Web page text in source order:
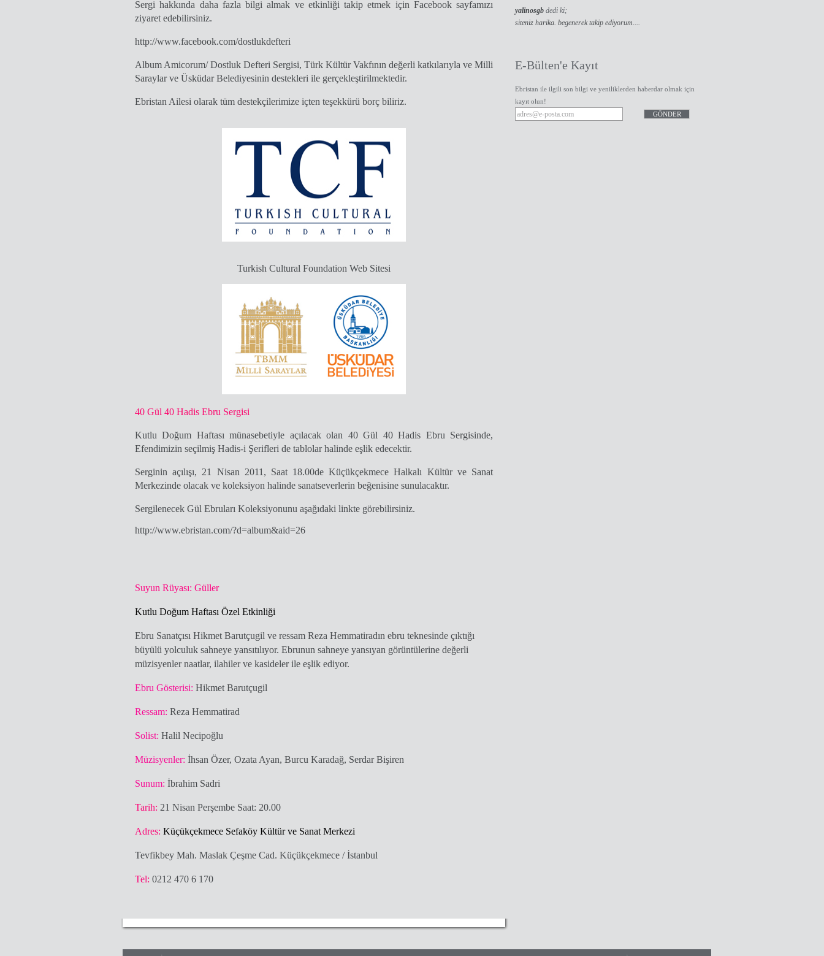
Sergi hakkında daha fazla bilgi almak ve etkinliği takip etmek için Facebook sayfamızı
ziyaret edebilirsiniz.
http://www.facebook.com/dostlukdefteri
Album Amicorum/ Dostluk Defteri Sergisi, Türk Kültür Vakfının değerli katkılarıyla ve Milli
Saraylar ve Üsküdar Belediyesinin destekleri ile gerçekleştirilmektedir.
Ebristan Ailesi olarak tüm destekçilerimize içten teşekkürü borç biliriz.
Turkish Cultural Foundation Web Sitesi
40 Gül 40 Hadis Ebru Sergisi
Kutlu Doğum Haftası münasebetiyle açılacak olan 40 Gül 40 Hadis Ebru Sergisinde,
Efendimizin seçilmiş Hadis-i Şerifleri de tablolar halinde eşlik edecektir.
Serginin açılışı, 21 Nisan 2011, Saat 18.00deKüçükçekmece Halkalı Kültür ve Sanat
Merkezinde olacak ve koleksiyon halinde sanatseverlerin beğenisine sunulacaktır.
Sergilenecek Gül Ebruları Koleksiyonunu aşağıdaki linkte görebilirsiniz.
http://www.ebristan.com/?d=album&aid=26
Suyun Rüyası: Güller
Kutlu Doğum Haftası Özel Etkinliği
Ebru Sanatçısı Hikmet Barutçugil ve ressam Reza Hemmatiradın ebru teknesinde çıktığı
büyülü yolculuk sahneye yansıtılıyor. Ebrunun sahneye yansıyan görüntülerine değerli
müzisyenler naatlar, ilahiler ve kasideler ile eşlik ediyor.
Ebru Gösterisi: Hikmet Barutçugil
Ressam: Reza Hemmatirad
Solist: Halil Necipoğlu
Müzisyenler: İhsan Özer, Ozata Ayan, Burcu Karadağ, Serdar Bişiren
Sunum: İbrahim Sadri
Tarih: 21 Nisan Perşembe Saat: 20.00
Adres: Küçükçekmece Sefaköy Kültür ve Sanat Merkezi
Tevfikbey Mah. Maslak Çeşme Cad. Küçükçekmece / İstanbul
Tel: 0212 470 6 170
yalinosgb dedi ki;
siteniz harika. begenerek takip ediyorum....
E-Bülten'e Kayıt
Ebristan ile ilgili son bilgi ve yeniliklerden haberdar olmak için
kayıt olun!